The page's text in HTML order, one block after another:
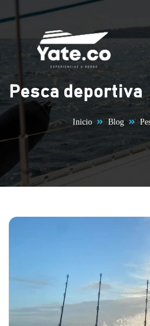
Saltar al contenido
Pesca deportiva
Inicio Blog